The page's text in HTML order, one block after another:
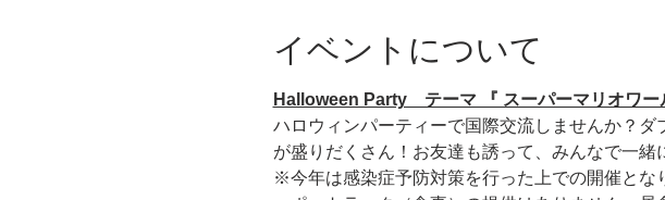
イベントについて
Halloween Party　テーマ 『 スーパーマリオワ
ハロウィンパーティーで国際交流しませんか？
が盛りだくさん！お友達も誘って、みんなで一緒
※今年は感染症予防対策を行った上での開催とな